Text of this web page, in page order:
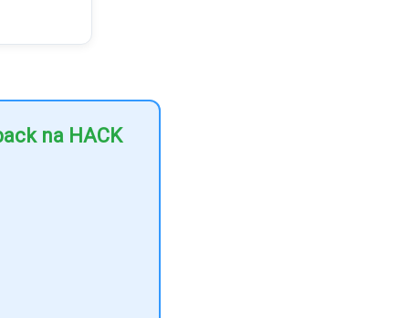
na HACK